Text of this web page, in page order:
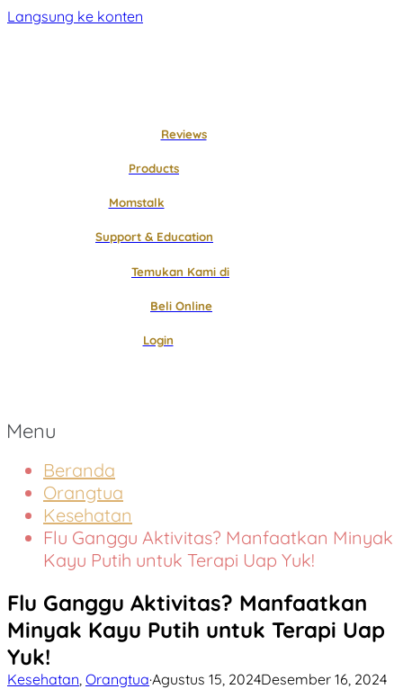
Langsung ke konten
Reviews
Products
Momstalk
Support & Education
Temukan Kami di
Beli Online
Login
Menu
Beranda
Orangtua
Kesehatan
Flu Ganggu Aktivitas? Manfaatkan Minyak
Kayu Putih untuk Terapi Uap Yuk!
Flu Ganggu Aktivitas? Manfaatkan
Minyak Kayu Putih untuk Terapi Uap
Yuk!
Kesehatan Orangtua·Agustus 15, 2024Desember 16, 2024